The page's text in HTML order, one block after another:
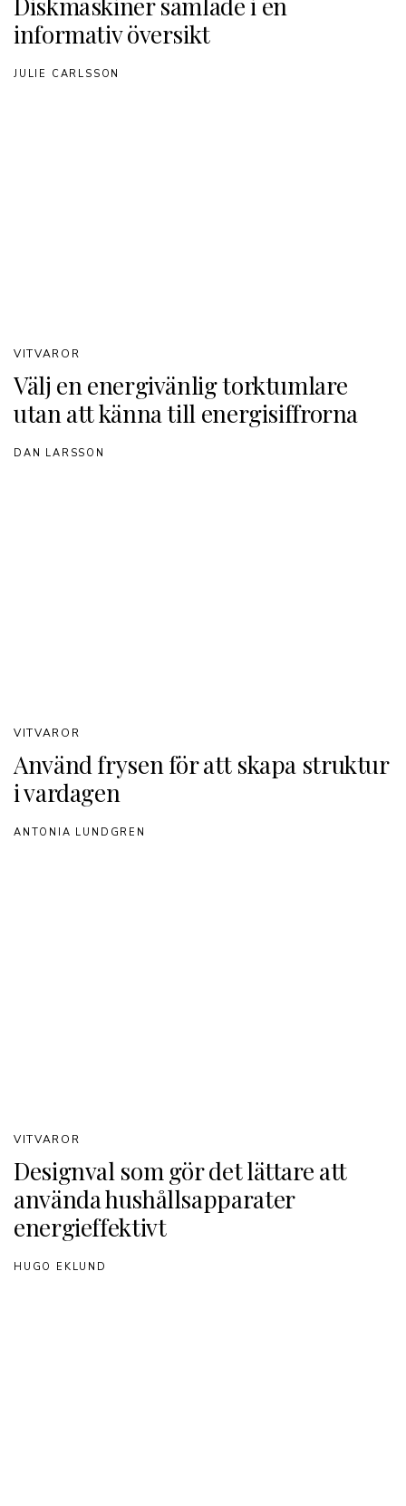
informativ översikt
JULIE CARLSSON
Välj en energivänlig torktumlare
utan att känna till energisiffrorna
VITVAROR
DAN LARSSON
Använd frysen för att skapa struktur
i vardagen
VITVAROR
ANTONIA LUNDGREN
Designval som gör det lättare att
använda hushållsapparater
energieffektivt
VITVAROR
HUGO EKLUND